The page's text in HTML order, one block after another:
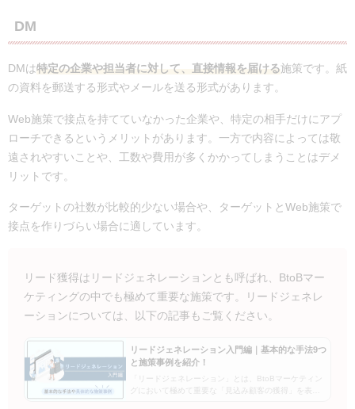
DM
DMは特定の企業や担当者に対して、直接情報を届ける施策です。紙
の資料を郵送する形式やメールを送る形式があります。
Web施策で接点を持てていなかった企業や、特定の相手だけにアプ
ローチできるというメリットがあります。一方で内容によっては敬
遠されやすいことや、工数や費用が多くかかってしまうことはデメ
リットです。
ターゲットの社数が比較的少ない場合や、ターゲットとWeb施策で
接点を作りづらい場合に適しています。
リード獲得はリードジェネレーションとも呼ばれ、BtoBマー
ケティングの中でも極めて重要な施策です。リードジェネレ
ーションについては、以下の記事もご覧ください。
リードジェネレーション入門編｜基本的な手法9つ
と施策事例を紹介！
「リードジェネレーション」とは、BtoBマーケティン
グにおいて極めて重要な「見込み顧客の獲得」を表す